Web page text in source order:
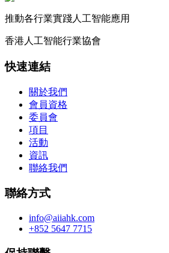
推動各行業實踐人工智能應用
香港人工智能行業協會
快速連結
關於我們
會員資格
委員會
項目
活動
資訊
聯絡我們
聯絡方式
info@aiiahk.com
+852 5647 7715